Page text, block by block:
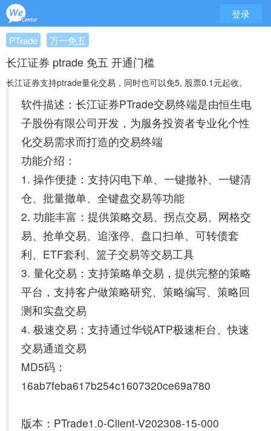
登录
PTrade 万一免五
长江证券 ptrade 免五 开通门槛
长江证券支持ptrade量化交易，同时也可以免5, 股票0.1元起收。
软件描述：长江证券PTrade交易终端是由恒生电
子股份有限公司开发，为服务投资者专业化个性
化交易需求而打造的交易终端
功能介绍：
1. 操作便捷：支持闪电下单、一键撤补、一键清
仓、批量撤单、全键盘交易等功能
2. 功能丰富：提供策略交易、拐点交易、网格交
易、抢单交易、追涨停、盘口扫单、可转债套
利、ETF套利、篮子交易等交易工具
3. 量化交易：支持策略单交易，提供完整的策略
平台，支持客户做策略研究、策略编写、策略回
测和实盘交易
4. 极速交易：支持通过华锐ATP极速柜台、快速
交易通道交易
MD5码：
16ab7feba617b254c1607320ce69a780
版本：PTrade1.0-Client-V202308-15-000